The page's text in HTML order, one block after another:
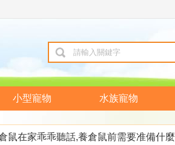
小型寵物 水族寵物
鼠在家乖乖聽話,養倉鼠前需要准備什麼